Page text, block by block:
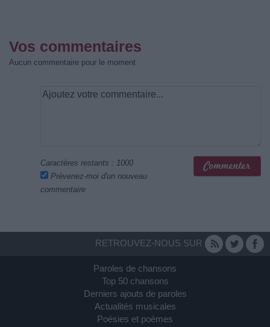
Vos commentaires
Aucun commentaire pour le moment
Caractères restants : 1000
Prévenez-moi d'un nouveau
commentaire
RETROUVEZ-NOUS SUR
Paroles de chansons
Top 50 chansons
Derniers ajouts de paroles
Actualités musicales
Poésies et poèmes